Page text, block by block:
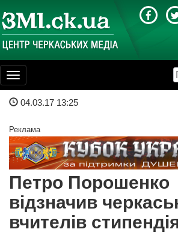
Toggle
navigation
04.03.17 13:25
Реклама
Петро Порошенко
відзначив
вчителів